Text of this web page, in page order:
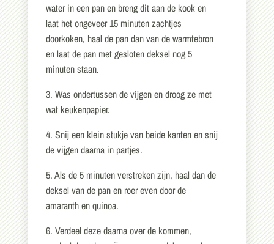
water in een pan en breng dit aan de kook en
laat het ongeveer 15 minuten zachtjes
doorkoken, haal de pan dan van de warmtebron
en laat de pan met gesloten deksel nog 5
minuten staan.
3. Was ondertussen de vijgen en droog ze met
wat keukenpapier.
4. Snij een klein stukje van beide kanten en snij
de vijgen daarna in partjes.
5. Als de 5 minuten verstreken zijn, haal dan de
deksel van de pan en roer even door de
amaranth en quinoa.
6. Verdeel deze daarna over de kommen,